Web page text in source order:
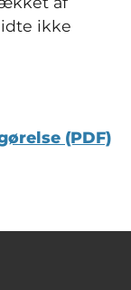
ikke
(PDF)